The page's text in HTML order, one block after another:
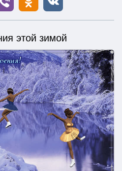
этой зимой